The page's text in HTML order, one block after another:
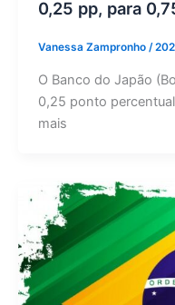
0,25 pp, para
Vanessa Zampronho /
O Banco do Japão
0,25 ponto
mais